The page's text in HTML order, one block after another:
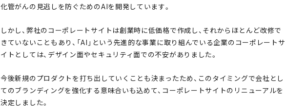
化管がんの見逃しを防ぐためのAIを開発しています。
しかし、弊社のコーポレートサイトは創業時に低価格で作成し、それからほとんど改修で
きていないこともあり、「AI」という先進的な事業に取り組んでいる企業のコーポレートサ
イトとしては、デザイン面やセキュリティ面での不安がありました。
今後新規のプロダクトを打ち出していくことも決まったため、このタイミングで会社とし
てのブランディングを強化する意味合いも込めて、コーポレートサイトのリニューアルを
決定しました。